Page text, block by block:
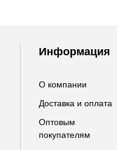
Информация
О компании
Доставка и оплата
Оптовым
покупателям